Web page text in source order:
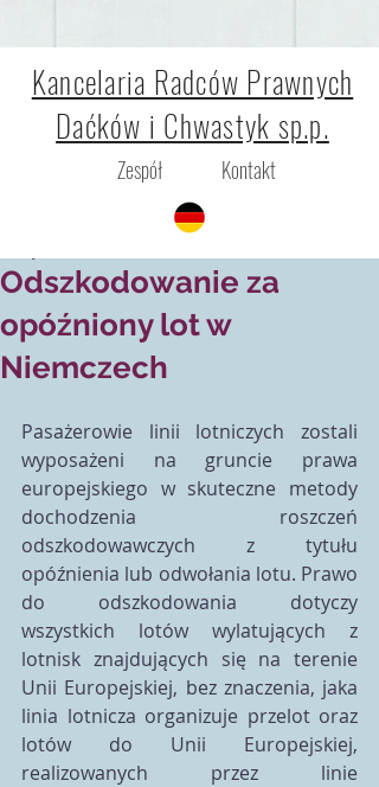
Kancelaria Radców Prawnych
Daćków i Chwastyk sp.p.
Zespół Kontakt
Odszkodowanie za
opóźniony lot w
Niemczech
Pasażerowie linii lotniczych zostali
wyposażeni na gruncie prawa
europejskiego w skuteczne metody
dochodzenia roszczeń
odszkodowawczych z tytułu
opóźnienia lub odwołania lotu. Prawo
do odszkodowania dotyczy
wszystkich lotów wylatujących z
lotnisk znajdujących się na terenie
Unii Europejskiej, bez znaczenia, jaka
linia lotnicza organizuje przelot oraz
lotów do Unii Europejskiej,
realizowanych przez linie